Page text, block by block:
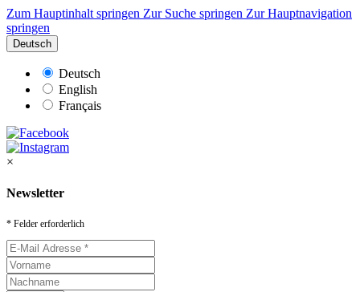
Zum Hauptinhalt springen Zur Suche springen Zur Hauptnavigation
springen
Deutsch
Deutsch
English
Français
×
Newsletter
* Felder erforderlich